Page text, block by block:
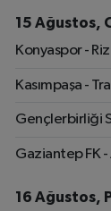
15 Ağustos,
Konyaspor -
Kasımpaşa -
Gençlerbirliği
Gaziantep FK
16 Ağustos,